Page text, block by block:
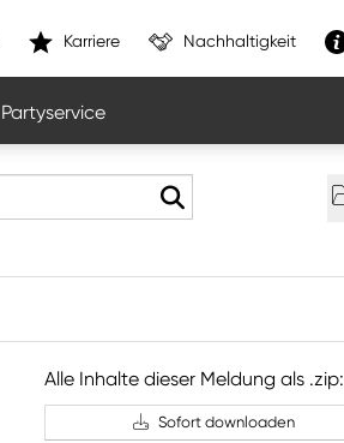
Karriere Nachhaltigkeit
Partyservice
Alle Inhalte dieser Meldung als .zip:
Sofort downloaden